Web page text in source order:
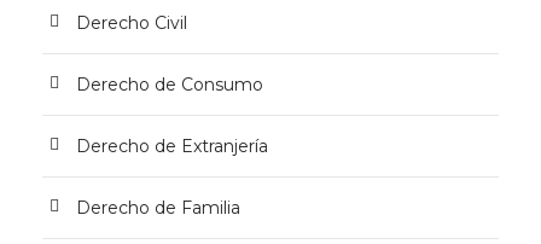
Derecho Civil
Derecho de Consumo
Derecho de Extranjería
Derecho de Familia